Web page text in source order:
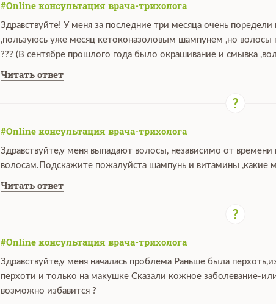
#Online консультация врача-трихолога
Здравствуйте! У меня за последние три месяца очень
,пользуюсь уже месяц кетоконазоловым шампунем ,но
??? (В сентябре прошлого года было окрашивание и смывка
Читать ответ
#Online консультация врача-трихолога
Здравствуйте,у меня выпадают волосы, независимо от времени
волосам.Подскажите пожалуйста шампунь и витамины ,какие
Читать ответ
#Online консультация врача-трихолога
Здравствуйте,у меня началась проблема Раньше была
перхоти и только на макушке Сказали кожное заболевание-
возможно избавится ?